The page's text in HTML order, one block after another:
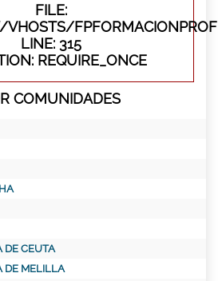
FILE:
LINE: 315
REQUIRE_ONCE
COMUNIDADES
DE CEUTA
DE MELILLA